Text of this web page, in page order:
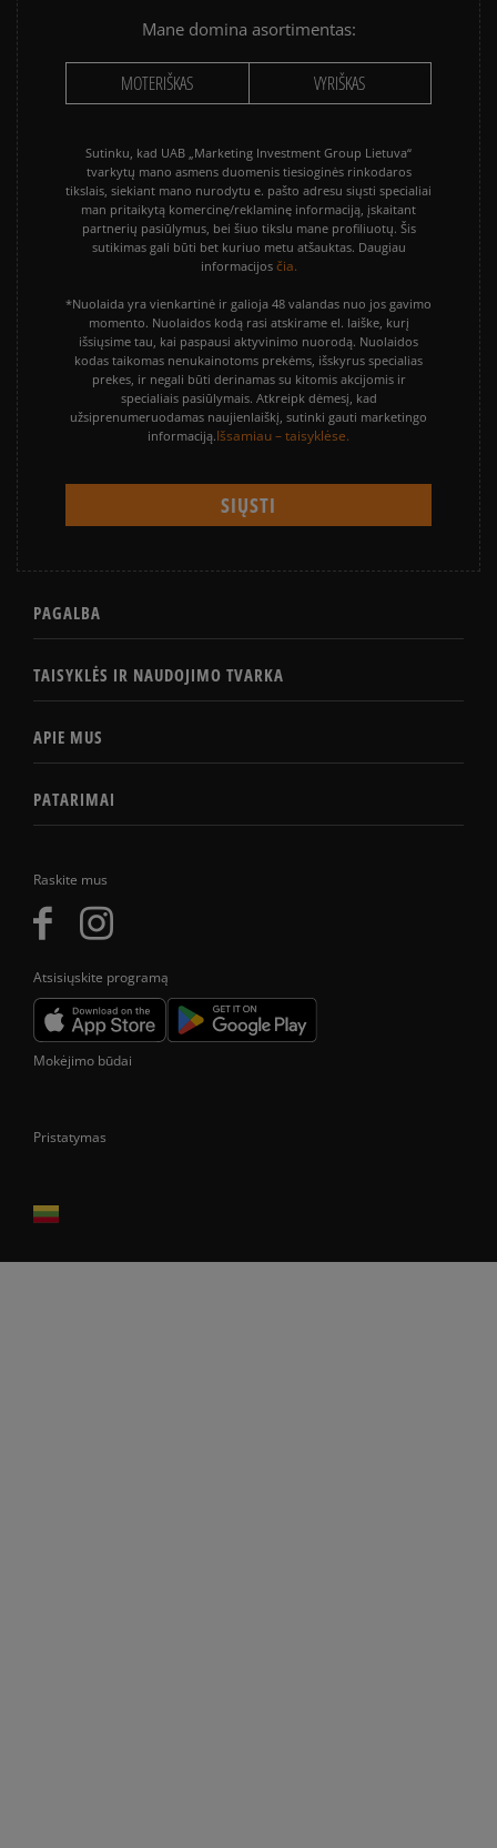
Raskite mus
Atsisiųskite programą
Mane domina asortimentas:
MOTERIŠKAS VYRIŠKAS
Sutinku, kad UAB „Marketing Investment Group Lietuva“
tvarkytų mano asmens duomenis tiesioginės rinkodaros
tikslais, siekiant mano nurodytu e. pašto adresu siųsti specialiai
man pritaikytą komercinę/reklaminę informaciją, įskaitant
partnerių pasiūlymus, bei šiuo tikslu mane profiliuotų. Šis
sutikimas gali būti bet kuriuo metu atšauktas. Daugiau
informacijos čia.
*Nuolaida yra vienkartinė ir galioja 48 valandas nuo jos gavimo
momento. Nuolaidos kodą rasi atskirame el. laiške, kurį
išsiųsime tau, kai paspausi aktyvinimo nuorodą. Nuolaidos
kodas taikomas nenukainotoms prekėms, išskyrus specialias
prekes, ir negali būti derinamas su kitomis akcijomis ir
specialiais pasiūlymais. Atkreipk dėmesį, kad
užsiprenumeruodamas naujienlaiškį, sutinki gauti marketingo
informaciją.Išsamiau – taisyklėse.
PAGALBA
TAISYKLĖS IR NAUDOJIMO TVARKA
APIE MUS
PATARIMAI
Mokėjimo būdai
Pristatymas